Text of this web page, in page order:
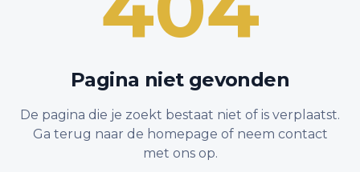
Pagina niet gevonden
De pagina die je zoekt bestaat niet of is verplaatst.
Ga terug naar de homepage of neem contact
met ons op.